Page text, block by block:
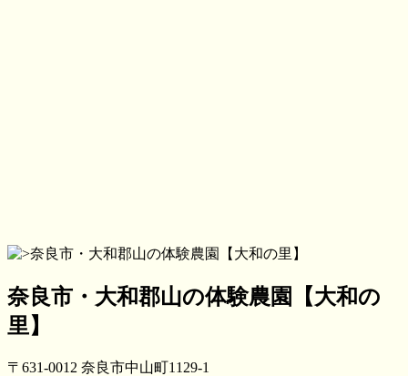
奈良市・大和郡山の体験農園【大和の
里】
〒631-0012 奈良市中山町1129-1